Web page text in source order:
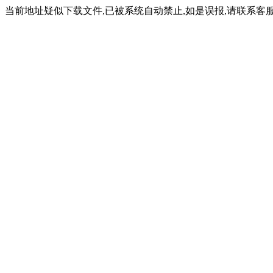
当前地址疑似下载文件,已被系统自动禁止,如是误报,请联系客